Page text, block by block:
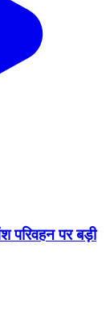
परिवहन पर बड़ी